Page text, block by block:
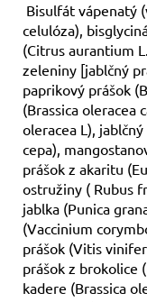
Bisulfát vápenatý
celulóza),
(Citrus aurantium
zeleniny [jablčný
paprikový prášok
(Brassica oleracea
oleracea L),
cepa),
prášok z akaritu
ostružiny ( Rubus
jablka (Punica
(Vaccinium
prášok (Vitis
prášok z brokolice
kadere (Brassica